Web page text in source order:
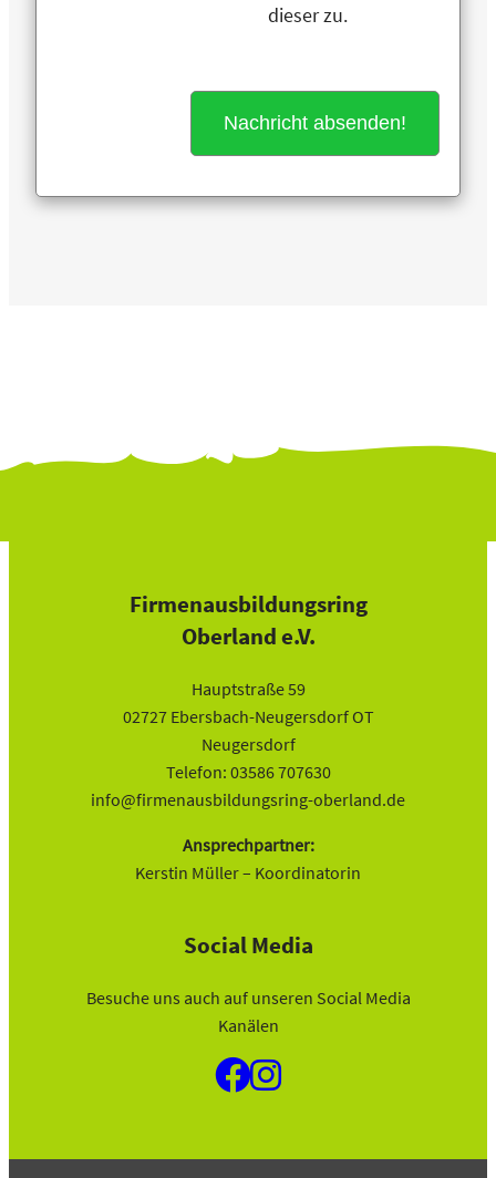
dieser zu.
Firmenausbildungsring
Oberland e.V.
Hauptstraße 59
02727 Ebersbach-Neugersdorf OT
Neugersdorf
Telefon: 03586 707630
info@firmenausbildungsring-oberland.de
Ansprechpartner:
Kerstin Müller – Koordinatorin
Social Media
Besuche uns auch auf unseren Social Media
Kanälen